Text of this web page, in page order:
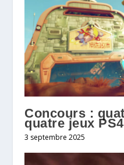
Concours :
quatre jeux
3 septembre 2025